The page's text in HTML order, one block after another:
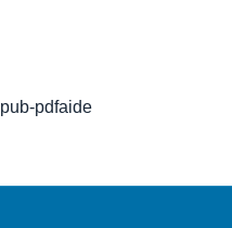
pub-pdfaide